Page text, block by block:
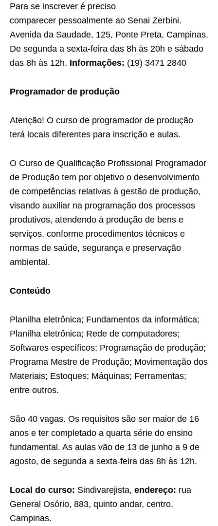
Para se inscrever é preciso
comparecer pessoalmente ao Senai Zerbini.
Avenida da Saudade, 125, Ponte Preta, Campinas.
De segunda a sexta-feira das 8h às 20h e sábado
das 8h às 12h. Informações: (19) 3471 2840
Programador de produção
Atenção! O curso de programador de produção
terá locais diferentes para inscrição e aulas.
O Curso de Qualificação Profissional Programador
de Produção tem por objetivo o desenvolvimento
de competências relativas à gestão de produção,
visando auxiliar na programação dos processos
produtivos, atendendo à produção de bens e
serviços, conforme procedimentos técnicos e
normas de saúde, segurança e preservação
ambiental.
Conteúdo
Planilha eletrônica; Fundamentos da informática;
Planilha eletrônica; Rede de computadores;
Softwares específicos; Programação de produção;
Programa Mestre de Produção; Movimentação dos
Materiais; Estoques; Máquinas; Ferramentas;
entre outros.
São 40 vagas. Os requisitos são ser maior de 16
anos e ter completado a quarta série do ensino
fundamental. As aulas vão de 13 de junho a 9 de
agosto, de segunda a sexta-feira das 8h às 12h.
Local do curso: Sindivarejista, endereço: rua
General Osório, 883, quinto andar, centro,
Campinas.